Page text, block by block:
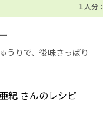
１人分：
うりで、後味さっぱり
紀 さんのレシピ